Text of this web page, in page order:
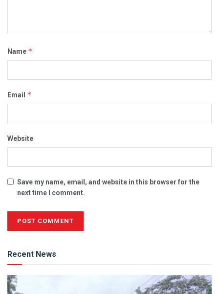
Name *
Email *
Website
Save my name, email, and website in this browser for the
next time I comment.
Recent News